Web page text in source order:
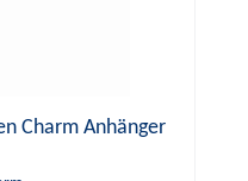
Charm Anhänger